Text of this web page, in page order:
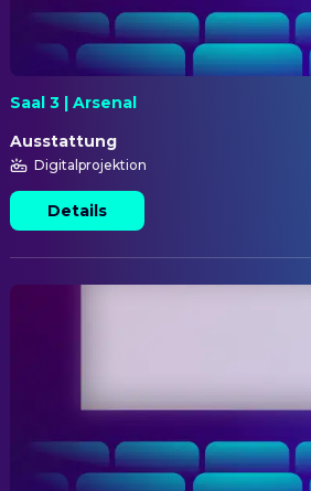
Saal 3 | Arsenal
Ausstattung
Digitalprojektion
Details